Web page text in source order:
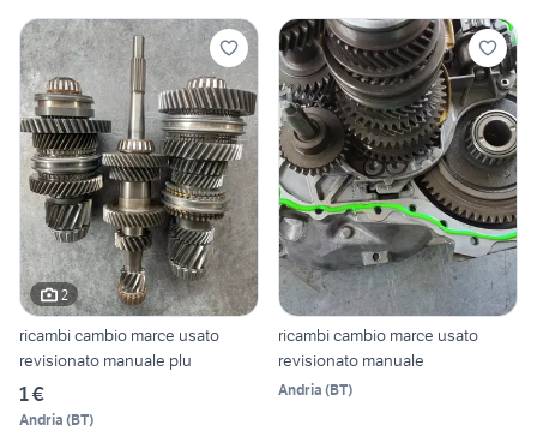
2
ricambi cambio marce usato
revisionato manuale plu
1 €
Andria (BT)
ricambi cambio marce usato
revisionato manuale
Andria (BT)